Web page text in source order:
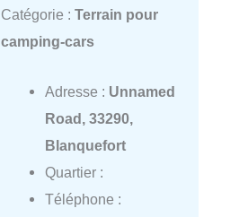
Catégorie : Terrain pour
camping-cars
Adresse : Unnamed
Road, 33290,
Blanquefort
Quartier :
Téléphone :